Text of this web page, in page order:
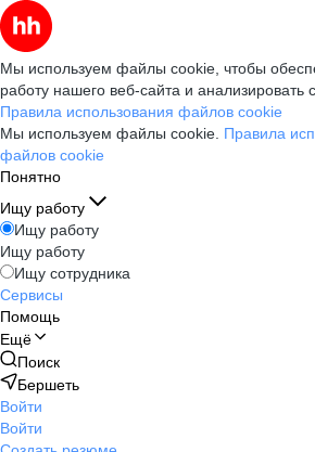
Мы используем файлы cookie, чтобы
работу нашего веб-сайта и анализировать
Правила использования файлов cookie
Мы используем файлы cookie. Правила
файлов cookie
Понятно
Ищу работу
Ищу работу
Ищу работу
Ищу сотрудника
Сервисы
Помощь
Ещё
Поиск
Бершеть
Войти
Войти